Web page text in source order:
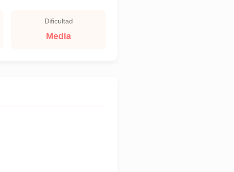
Dificultad
Media